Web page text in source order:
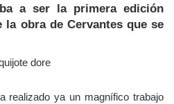
a ser la primera edición
la obra de Cervantes que se
realizado ya un magnífico trabajo